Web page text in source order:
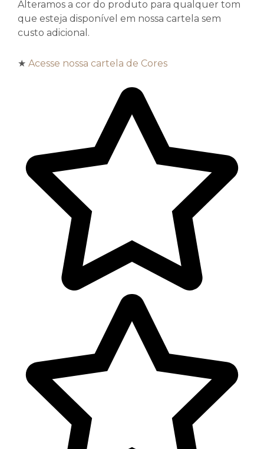
Alteramos a cor do produto para qualquer tom
que esteja disponível em nossa cartela sem
custo adicional.
★ Acesse nossa cartela de Cores